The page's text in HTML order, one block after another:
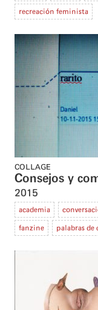
recreación feminista
COLLAGE
Consejos y
2015
academia
fanzine palabras de